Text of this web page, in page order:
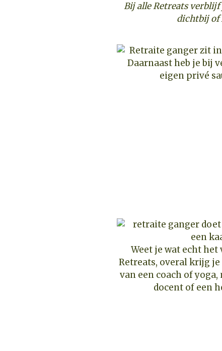
Bij alle Retreats
dichtbij of
Daarnaast heb je bij
eigen privé
Weet je wat echt
Retreats, overal krijg
van een coach of
docent of een